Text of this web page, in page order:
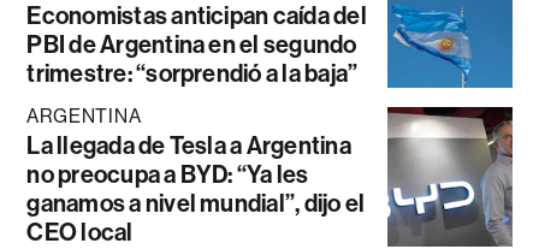
Economistas anticipan caída del
PBI de Argentina en el segundo
trimestre: “sorprendió a la baja”
ARGENTINA
La llegada de Tesla a Argentina
no preocupa a BYD: “Ya les
ganamos a nivel mundial”, dijo el
CEO local